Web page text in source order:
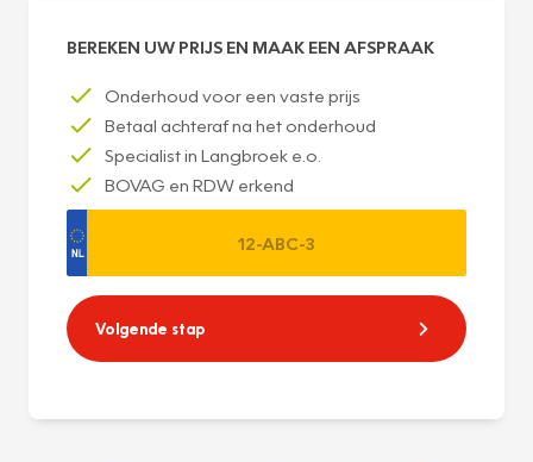
BEREKEN UW PRIJS EN MAAK EEN AFSPRAAK
Onderhoud voor een vaste prijs
Betaal achteraf na het onderhoud
Specialist in Langbroek e.o.
BOVAG en RDW erkend
Volgende stap